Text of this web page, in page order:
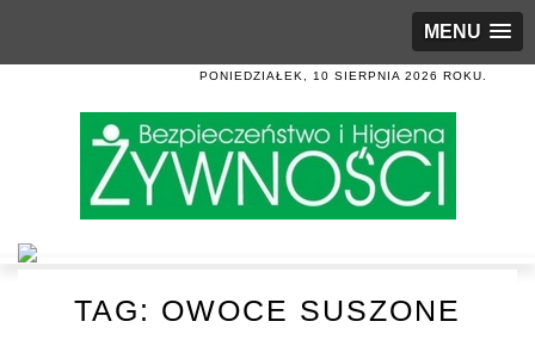
MENU
PONIEDZIAŁEK, 10 SIERPNIA 2026 ROKU.
TAG: OWOCE SUSZONE